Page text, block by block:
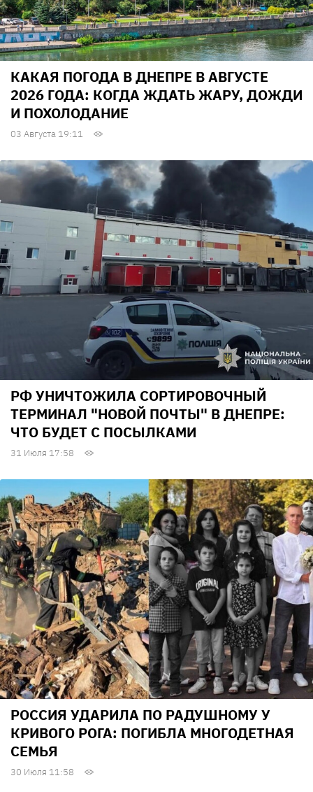
КАКАЯ ПОГОДА В ДНЕПРЕ В АВГУСТЕ
2026 ГОДА: КОГДА ЖДАТЬ ЖАРУ, ДОЖДИ
И ПОХОЛОДАНИЕ
03 Августа 19:11
РФ УНИЧТОЖИЛА СОРТИРОВОЧНЫЙ
ТЕРМИНАЛ "НОВОЙ ПОЧТЫ" В ДНЕПРЕ:
ЧТО БУДЕТ С ПОСЫЛКАМИ
31 Июля 17:58
РОССИЯ УДАРИЛА ПО РАДУШНОМУ У
КРИВОГО РОГА: ПОГИБЛА МНОГОДЕТНАЯ
СЕМЬЯ
30 Июля 11:58